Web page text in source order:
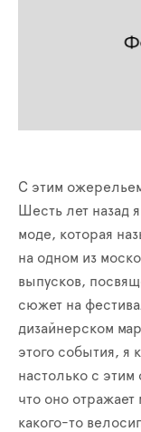
С этим
Шесть лет назад
моде, которая
на одном из
выпусков,
сюжет на
дизайнерском
этого события, я
настолько с
что оно отражает
какого-то